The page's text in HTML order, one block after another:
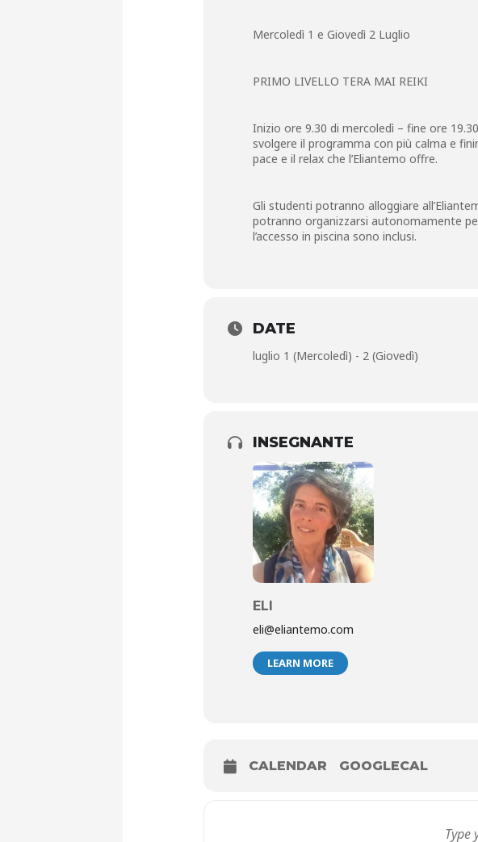
Mercoledì 1 e Giovedì 2 Luglio
PRIMO LIVELLO TERA MAI REIKI
Inizio ore 9.30 di mercoledì – fine ore
svolgere il programma con più calma e
pace e il relax che l’Eliantemo offre.
Gli studenti potranno alloggiare
potranno organizzarsi autonomamente
l’accesso in piscina sono inclusi.
DATE
luglio 1 (Mercoledì) - 2 (Giovedì)
INSEGNANTE
ELI
eli@eliantemo.com
LEARN MORE
CALENDAR GOOGLECAL